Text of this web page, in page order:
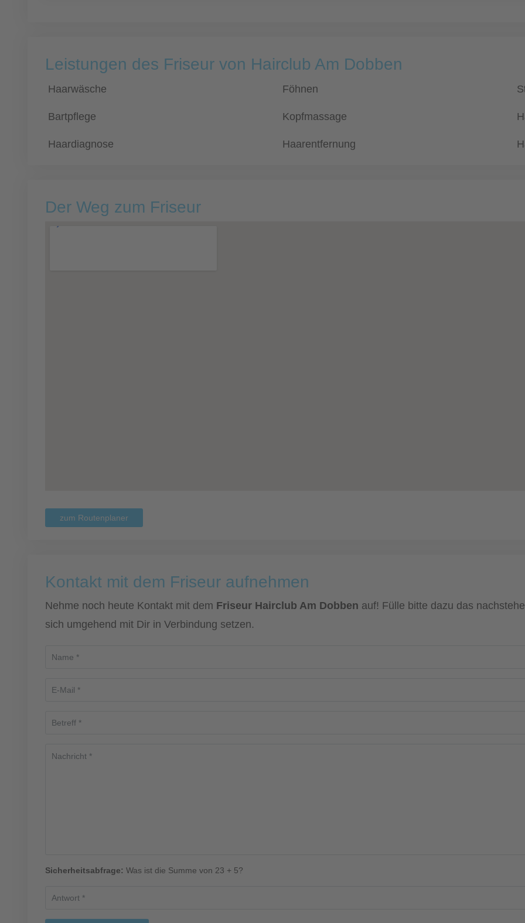
Leistungen des Friseur von Hairclub Am Dobben
Haarwäsche Föhnen
Bartpflege Kopfmassage
Haardiagnose Haarentfernung
Der Weg zum Friseur
zum Routenplaner
Kontakt mit dem Friseur aufnehmen
Nehme noch heute Kontakt mit dem Friseur Hairclub Am Dobben auf! Fülle bitte dazu das
sich umgehend mit Dir in Verbindung setzen.
Sicherheitsabfrage: Was ist die Summe von 23 + 5?